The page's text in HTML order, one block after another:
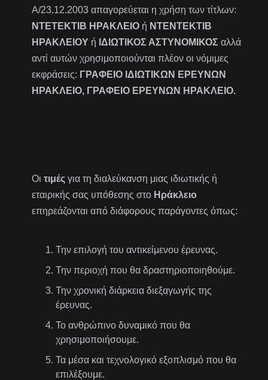
Α/23.12.2003 απαγορεύεται η χρήση των τίτλων:
ΝΤΕΤΕΚΤΙΒ ΗΡΑΚΛΕΙΟ ή ΝΤΕΝΤΕΚΤΙΒ
ΗΡΑΚΛΕΙΟΥ ή ΙΔΙΩΤΙΚΟΣ ΑΣΤΥΝΟΜΙΚΟΣ αλλά
αντί αυτών χρησιμοποιούνται πλέον οι νόμιμες
εκφράσεις: ΓΡΑΦΕΙΟ ΙΔΙΩΤΙΚΩΝ ΕΡΕΥΝΩΝ
ΗΡΑΚΛΕΙΟ, ΓΡΑΦΕΙΟ ΕΡΕΥΝΩΝ ΗΡΑΚΛΕΙΟ.
Οιτιμές για τη διαλεύκανση μιας ιδιωτικής ή
εταιρικής σας υπόθεσης στο Ηράκλειο
επηρεάζονται από διάφορους παράγοντες όπως:
Την επιλογή του αντικείμενου έρευνας.
Την περιοχή που θα δραστηριοποιηθούμε.
Την χρονική διάρκεια διεξαγωγής της
έρευνας.
Το ανθρώπινο δυναμικό που θα
χρησιμοποιήσουμε.
Τα μέσα και τεχνολογικό εξοπλισμό που θα
επιλέξουμε.